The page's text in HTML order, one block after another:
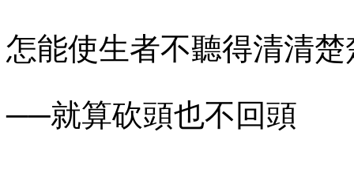
怎能使生者不聽得清清楚
──就算砍頭也不回頭